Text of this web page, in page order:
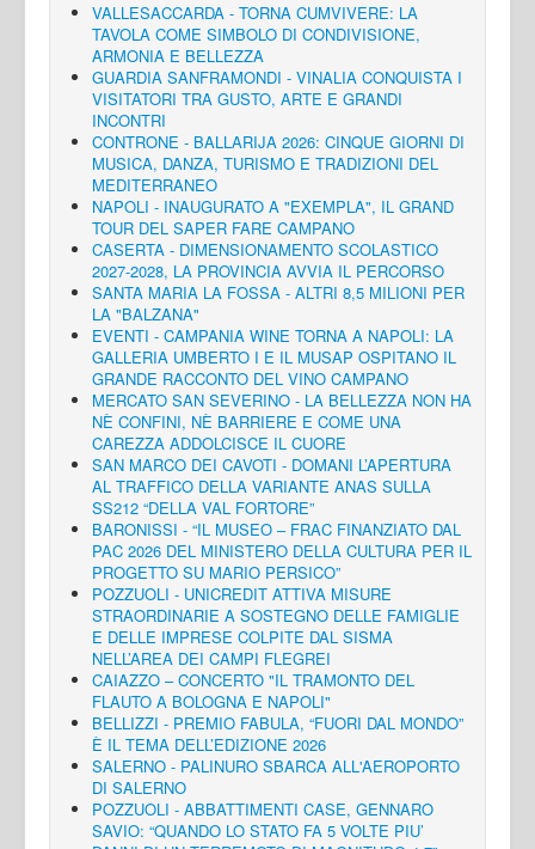
VALLESACCARDA - TORNA CUMVIVERE: LA
TAVOLA COME SIMBOLO DI CONDIVISIONE,
ARMONIA E BELLEZZA
GUARDIA SANFRAMONDI - VINALIA CONQUISTA I
VISITATORI TRA GUSTO, ARTE E GRANDI
INCONTRI
CONTRONE - BALLARIJA 2026: CINQUE GIORNI DI
MUSICA, DANZA, TURISMO E TRADIZIONI DEL
MEDITERRANEO
NAPOLI - INAUGURATO A "EXEMPLA", IL GRAND
TOUR DEL SAPER FARE CAMPANO
CASERTA - DIMENSIONAMENTO SCOLASTICO
2027-2028, LA PROVINCIA AVVIA IL PERCORSO
SANTA MARIA LA FOSSA - ALTRI 8,5 MILIONI PER
LA "BALZANA"
EVENTI - CAMPANIA WINE TORNA A NAPOLI: LA
GALLERIA UMBERTO I E IL MUSAP OSPITANO IL
GRANDE RACCONTO DEL VINO CAMPANO
MERCATO SAN SEVERINO - LA BELLEZZA NON HA
NÈ CONFINI, NÈ BARRIERE E COME UNA
CAREZZA ADDOLCISCE IL CUORE
SAN MARCO DEI CAVOTI - DOMANI L’APERTURA
AL TRAFFICO DELLA VARIANTE ANAS SULLA
SS212 “DELLA VAL FORTORE”
BARONISSI - “IL MUSEO – FRAC FINANZIATO DAL
PAC 2026 DEL MINISTERO DELLA CULTURA PER IL
PROGETTO SU MARIO PERSICO”
POZZUOLI - UNICREDIT ATTIVA MISURE
STRAORDINARIE A SOSTEGNO DELLE FAMIGLIE
E DELLE IMPRESE COLPITE DAL SISMA
NELL’AREA DEI CAMPI FLEGREI
CAIAZZO – CONCERTO "IL TRAMONTO DEL
FLAUTO A BOLOGNA E NAPOLI"
BELLIZZI - PREMIO FABULA, “FUORI DAL MONDO”
È IL TEMA DELL’EDIZIONE 2026
SALERNO - PALINURO SBARCA ALL'AEROPORTO
DI SALERNO
POZZUOLI - ABBATTIMENTI CASE, GENNARO
SAVIO: “QUANDO LO STATO FA 5 VOLTE PIU’